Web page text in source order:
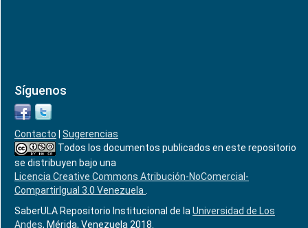
Síguenos
Contacto
Sugerencias
Todos los documentos publicados en este repositorio
se distribuyen bajo una
Licencia Creative Commons Atribución-NoComercial-
CompartirIgual 3.0 Venezuela
SaberULA Repositorio Institucional de la Universidad de Los
Andes, Mérida, Venezuela 2018.